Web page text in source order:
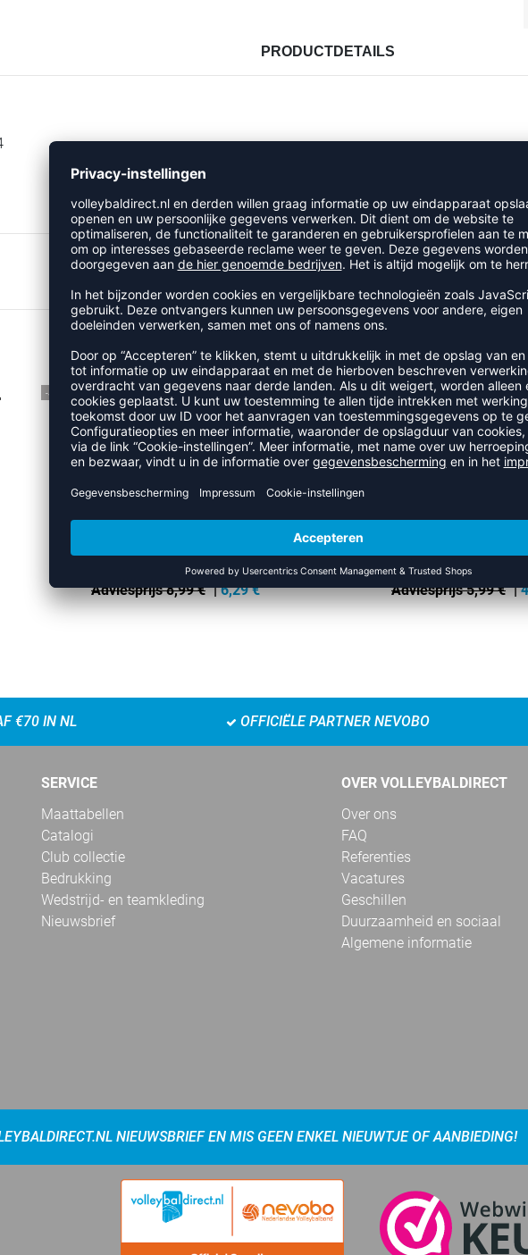
PRODUCTDETAILS
RECENT BEKEKEN
MEER UIT DE CATEGORIE TAPE
-30%
PROFCARE K
Adviesprijs 8,99 € |6,29 €
SALE
-30%
STRETCH TAPE
Adviesprijs 5,99 € |
€70 IN NL OFFICIËLE PARTNER NEVOBO
SERVICE
Maattabellen
Catalogi
Club collectie
Bedrukking
Wedstrijd- en teamkleding
Nieuwsbrief
OVER VOLLEYBALDIRECT
Over ons
FAQ
Referenties
Vacatures
Geschillen
Duurzaamheid en sociaal
Algemene informatie
NIEUWSBRIEF EN MIS GEEN ENKEL NIEUWTJE OF AANBIEDING!